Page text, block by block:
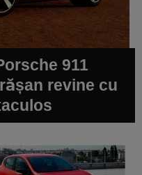
911
revine cu